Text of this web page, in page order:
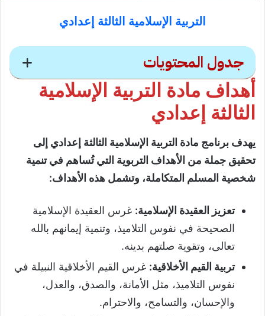
التربية الإسلامية الثالثة إعدادي
جدول المحتويات
محتويات
أهداف مادة التربية الإسلامية الثالثة إعدادي
دروس مادة التربية الإسلامية الثالثة إعدادي
مدخل التزكية (القرآن الكريم)
مدخل الاقتداء
مدخل الاستجابة
مدخل القسط
مدخل الحكمة
أهداف مادة التربية الإسلامية
الثالثة إعدادي
يهدف برنامج مادة التربية الإسلامية الثالثة إعدادي إلى
تحقيق جملة من الأهداف التربوية التي تُساهم في تنمية
شخصية المسلم المتكاملة، وتشمل هذه الأهداف:
تعزيز العقيدة الإسلامية: غرس العقيدة الإسلامية
الصحيحة في نفوس التلاميذ، وتنمية إيمانهم بالله
تعالى، وتقوية صلتهم بدينه.
تربية القيم الأخلاقية: غرس القيم الأخلاقية النبيلة في
نفوس التلاميذ، مثل الأمانة، والصدق، والعدل،
والإحسان، والتسامح، والاحترام.